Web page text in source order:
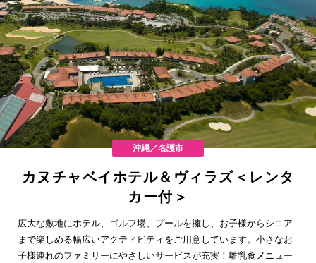
沖縄／名護市
カヌチャベイホテル＆ヴィラズ＜レンタ
カー付＞
広大な敷地にホテル、ゴルフ場、プールを擁し、お子様からシニア
まで楽しめる幅広いアクティビティをご用意しています。 小さなお
子様連れのファミリーにやさしいサービスが充実！離乳食メニュー